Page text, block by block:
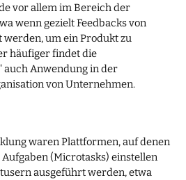
vor allem im Bereich der
wenn gezielt Feedbacks von
um ein Produkt zu
häufiger findet die
auch Anwendung in der
von Unternehmen.
waren Plattformen, auf denen
(Microtasks) einstellen
ausgeführt werden, etwa